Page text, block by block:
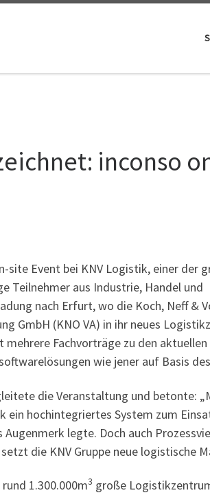
inconso
site Event bei KNV Logistik, einer der
Teilnehmer aus Industrie, Handel und
nach Erfurt, wo die Koch, Neff &
GmbH (KNO VA) in ihr neues
Fachvorträge zu den
wie jener auf Basis
die Veranstaltung und betonte:
ein hochintegriertes System zum
legte. Doch auch
die KNV Gruppe neue logistische
1.300.000m3 große